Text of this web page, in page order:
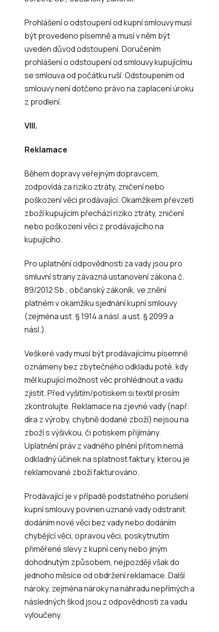
Prohlášení o odstoupení od kupní smlouvy musí
být provedeno písemně a musí v něm být
uveden důvod odstoupení. Doručením
prohlášení o odstoupení od smlouvy kupujícímu
se smlouva od počátku ruší. Odstoupením od
smlouvy není dotčeno právo na zaplacení úroku
z prodlení.
VIII.
Reklamace
Během dopravy veřejným dopravcem,
zodpovídá za riziko ztráty, zničení nebo
poškození věci prodávající. Okamžikem převzetí
zboží kupujícím přechází riziko ztráty, zničení
nebo poškození věci z prodávajícího na
kupujícího.
Pro uplatnění odpovědnosti za vady jsou pro
smluvní strany závazná ustanovení zákona č.
89/2012 Sb., občanský zákoník, ve znění
platném v okamžiku sjednání kupní smlouvy
(zejména ust. § 1914 a násl. a ust. § 2099 a
násl.).
Veškeré vady musí být prodávajícímu písemně
oznámeny bez zbytečného odkladu poté, kdy
měl kupující možnost věc prohlédnout a vadu
zjistit. Před vyšitím/potiskem si textil prosím
zkontrolujte. Reklamace na zjevné vady (např.
díra z výroby, chybně dodané zboží) nejsou na
zboží s výšivkou, či potiskem přijímány.
Uplatnění práv z vadného plnění přitom nemá
odkladný účinek na splatnost faktury, kterou je
reklamované zboží fakturováno.
Prodávající je v případě podstatného porušení
kupní smlouvy povinen uznané vady odstranit
dodáním nové věci bez vady nebo dodáním
chybějící věci, opravou věci, poskytnutím
přiměřené slevy z kupní ceny nebo jiným
dohodnutým způsobem, nejpozději však do
jednoho měsíce od obdržení reklamace. Další
nároky, zejména nároky na náhradu nepřímých a
následných škod jsou z odpovědnosti za vadu
vyloučeny.